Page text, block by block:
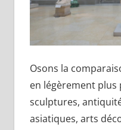
Osons la
en légèrement
sculptures,
asiatiques, arts